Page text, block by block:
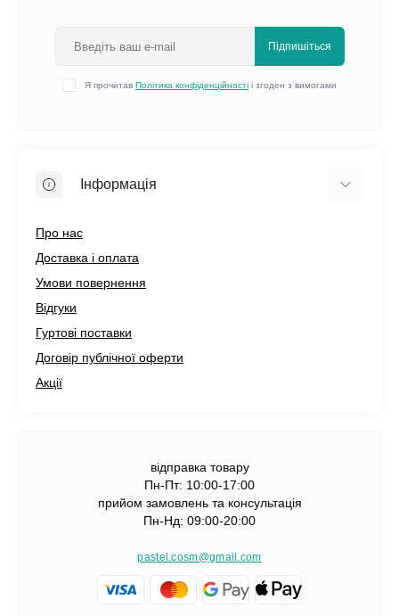
Підпишіться
Я прочитав Політика конфіденційності і згоден з вимогами
Інформація
Про нас
Доставка і оплата
Умови повернення
Відгуки
Гуртові поставки
Договір публічної оферти
Акції
відправка товару
Пн-Пт: 10:00-17:00
прийом замовлень та консультація
Пн-Нд: 09:00-20:00
pastel.cosm@gmail.com